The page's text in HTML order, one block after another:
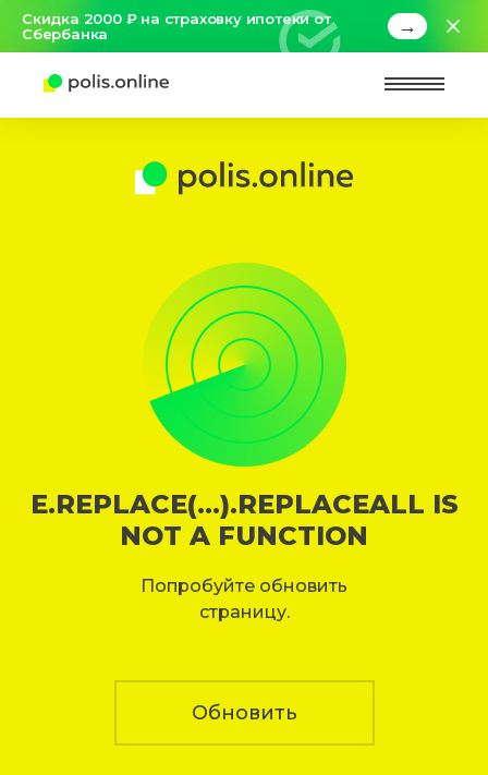
Скидка 2000 ₽ на страховку ипотеки от
Сбербанка
→
E.REPLACE(...).REPLACEALL IS
NOT A FUNCTION
Попробуйте обновить
страницу.
Обновить